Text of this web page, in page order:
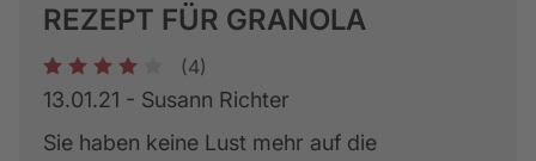
REZEPT FÜR GRANOLA
1 2 3 4 (4)
13.01.21 - Susann Richter
Sie haben keine Lust mehr auf die